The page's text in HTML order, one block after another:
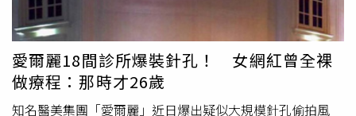
樣」等語，均為未經查證之推測或個人判斷，以造成社會大
眾誤認，影響其品牌商譽。 該公關團隊也指出，所謂與愛
爾麗同款文案，為參考醫美產業常見文案呈現方式，或使用
合法授權、公開之來源示意素材，與推論品牌間並無任何關
聯，希望A小姐能刪除貼文，或需真人回覆也可致電給公關
團隊，否則將依法採取相關法律措施，並向平台檢舉。然而
約金。更令人毛骨悚然的是，李女還曾威脅：「我哥哥找了
有精神病的人，真的會去砸你們家，精神病殺人也不會有
罪。」王家因此長期活在恐懼中，甚至被逼到拿房子抵押借
款。檢方統計，王家一家五口最終背負1536萬餘元債務，
其中176萬元房貸款項，全遭李女取走。「賣房子都還不
夠，一次又一次要錢。」王家涂姓妻子生前留下字句，痛訴
愛爾麗18間診所爆裝針孔！ 女網紅曾全裸
做療程：那時才26歲
知名醫美集團「愛爾麗」近日爆出疑似大規模針孔偷拍風